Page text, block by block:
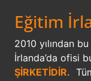
Eğitim
2010 yılından
İrlanda’da ofisi
ŞİRKETİDİR.